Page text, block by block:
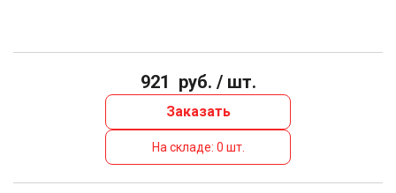
921 руб. / шт.
Заказать
На складе: 0 шт.